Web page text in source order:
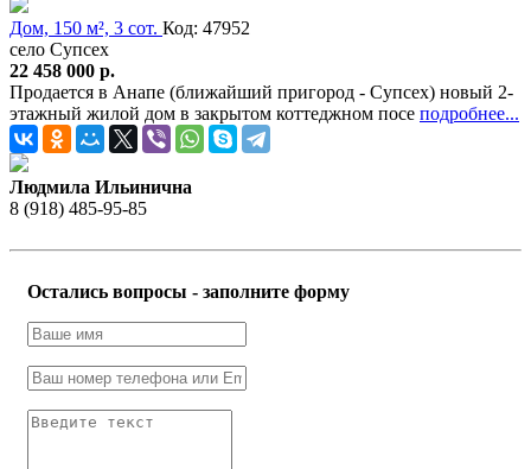
Дом, 150 м², 3 сот. Код: 47952
село Супсех
22 458 000 р.
Продается в Анапе (ближайший пригород - Супсех) новый 2-
этажный жилой дом в закрытом коттеджном посе подробнее...
Людмила Ильинична
8 (918) 485-95-85
Остались вопросы - заполните форму